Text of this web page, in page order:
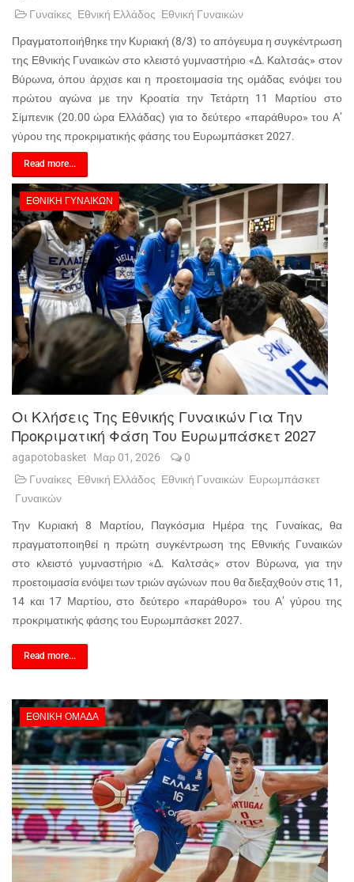
Γυναίκες Εθνική Ελλάδος Εθνική Γυναικών
Πραγματοποιήθηκε την Κυριακή (8/3) το απόγευμα η συγκέντρωση
της Εθνικής Γυναικών στο κλειστό γυμναστήριο «Δ. Καλτσάς» στον
Βύρωνα, όπου άρχισε και η προετοιμασία της ομάδας ενόψει του
πρώτου αγώνα με την Κροατία την Τετάρτη 11 Μαρτίου στο
Σίμπενικ (20.00 ώρα Ελλάδας) για το δεύτερο «παράθυρο» του Α’
γύρου της προκριματικής φάσης του Ευρωμπάσκετ 2027.
Read more...
ΕΘΝΙΚΉ ΓΥΝΑΙΚΏΝ
Οι Κλήσεις Της Εθνικής Γυναικών Για Την
Προκριματική Φάση Του Ευρωμπάσκετ 2027
agapotobasket Μαρ 01, 2026
0
Γυναίκες Εθνική Ελλάδος Εθνική Γυναικών Ευρωμπάσκετ
Γυναικών
Την Κυριακή 8 Μαρτίου, Παγκόσμια Ημέρα της Γυναίκας, θα
πραγματοποιηθεί η πρώτη συγκέντρωση της Εθνικής Γυναικών
στο κλειστό γυμναστήριο «Δ. Καλτσάς» στον Βύρωνα, για την
προετοιμασία ενόψει των τριών αγώνων που θα διεξαχθούν στις 11,
14 και 17 Μαρτίου, στο δεύτερο «παράθυρο» του Α’ γύρου της
προκριματικής φάσης του Ευρωμπάσκετ 2027.
Read more...
ΕΘΝΙΚΉ ΟΜΆΔΑ